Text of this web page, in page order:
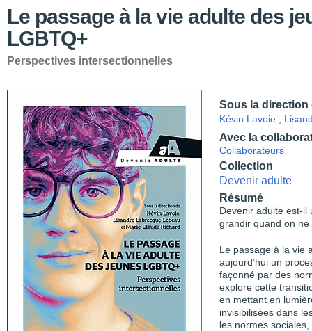
Le passage à la vie adulte des
LGBTQ+
Perspectives intersectionnelles
Sous la direction
Kévin Lavoie
Avec la
Collaborateurs
Collection
Devenir adulte
Résumé
Devenir adulte est-il
grandir quand on
Le passage à la vie
aujourd’hui un
façonné par des
explore cette
en mettant en
invisibilisées dans
les normes